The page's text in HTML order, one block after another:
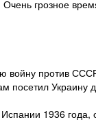
Очень грозное
войну против
посетил Украину
1936 года,